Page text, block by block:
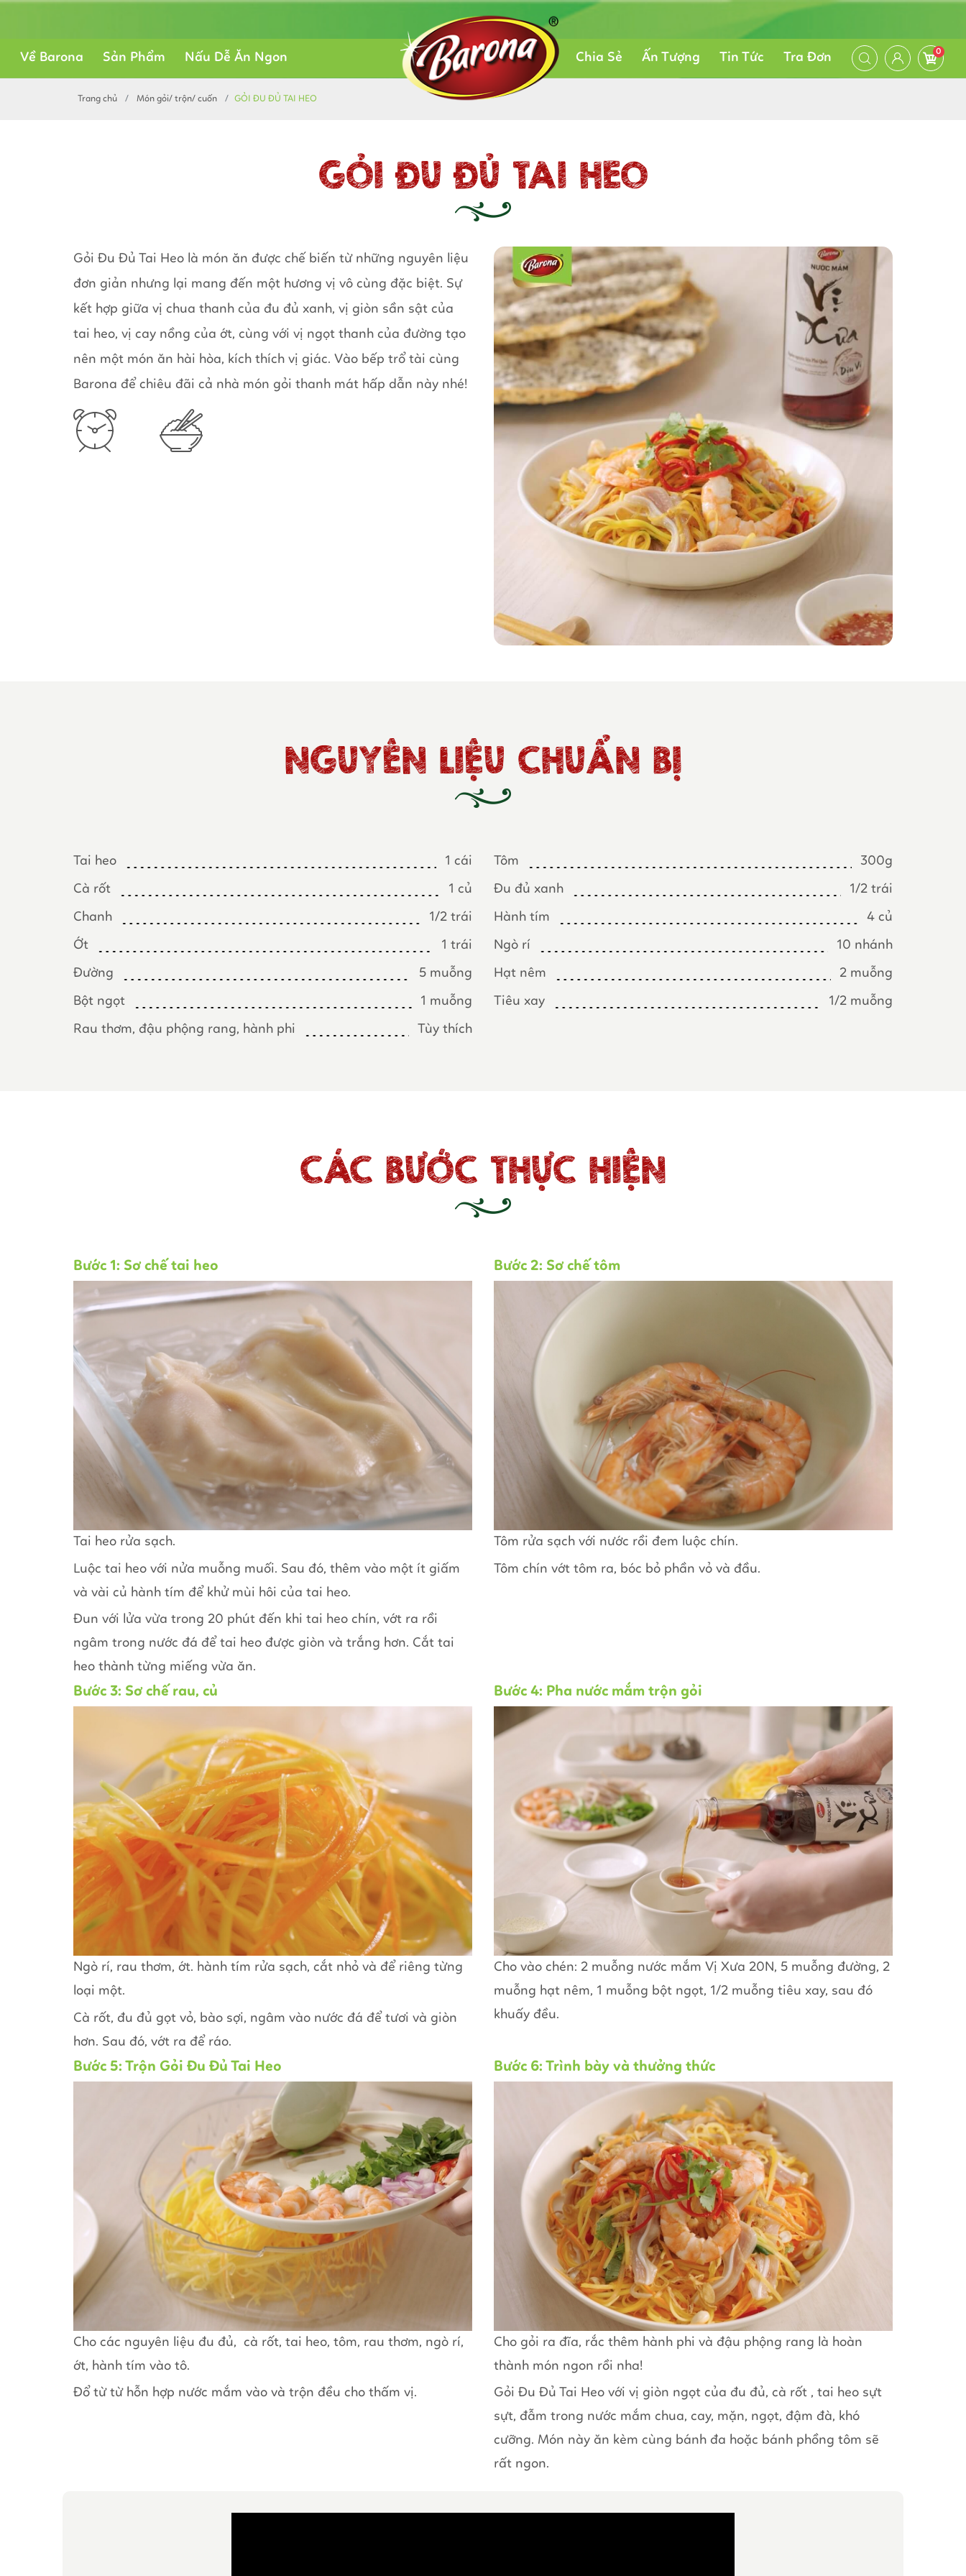
Về Barona Sản Phẩm Nấu Dễ Ăn Ngon Chia Sẻ Ấn Tượng Tin Tức Tra Đơn 0
Trang chủ Món gỏi/ trộn/ cuốn GỎI ĐU ĐỦ TAI HEO
GỎI ĐU ĐỦ TAI HEO
Gỏi Đu Đủ Tai Heo là món ăn được chế biến từ những nguyên liệu
đơn giản nhưng lại mang đến một hương vị vô cùng đặc biệt. Sự
kết hợp giữa vị chua thanh của đu đủ xanh, vị giòn sần sật của
tai heo, vị cay nồng của ớt, cùng với vị ngọt thanh của đường tạo
nên một món ăn hài hòa, kích thích vị giác. Vào bếp trổ tài cùng
Barona để chiêu đãi cả nhà món gỏi thanh mát hấp dẫn này nhé!
NGUYÊN LIỆU CHUẨN BỊ
Tai heo 1 cái Tôm 300g
Cà rốt 1 củ Đu đủ xanh 1/2 trái
Chanh 1/2 trái Hành tím 4 củ
Ớt 1 trái Ngò rí 10 nhánh
Đường 5 muỗng Hạt nêm 2 muỗng
Bột ngọt 1 muỗng Tiêu xay 1/2 muỗng
Rau thơm, đậu phộng rang, hành phi Tùy thích
CÁC BƯỚC THỰC HIỆN
Bước 1: Sơ chế tai heo
Tai heo rửa sạch.
Luộc tai heo với nửa muỗng muối. Sau đó, thêm vào một ít giấm
và vài củ hành tím để khử mùi hôi của tai heo.
Đun với lửa vừa trong 20 phút đến khi tai heo chín, vớt ra rồi
ngâm trong nước đá để tai heo được giòn và trắng hơn. Cắt tai
heo thành từng miếng vừa ăn.
Bước 2: Sơ chế tôm
Tôm rửa sạch với nước rồi đem luộc chín.
Tôm chín vớt tôm ra, bóc bỏ phần vỏ và đầu.
Bước 3: Sơ chế rau, củ
Ngò rí, rau thơm, ớt. hành tím rửa sạch, cắt nhỏ và để riêng từng
loại một.
Cà rốt, đu đủ gọt vỏ, bào sợi, ngâm vào nước đá để tươi và giòn
hơn. Sau đó, vớt ra để ráo.
Bước 4: Pha nước mắm trộn gỏi
Cho vào chén: 2 muỗng nước mắm Vị Xưa 20N, 5 muỗng đường, 2
muỗng hạt nêm, 1 muỗng bột ngọt, 1/2 muỗng tiêu xay, sau đó
khuấy đều.
Bước 5: Trộn Gỏi Đu Đủ Tai Heo
Cho các nguyên liệu đu đủ, cà rốt, tai heo, tôm, rau thơm, ngò rí,
ớt, hành tím vào tô.
Đổ từ từ hỗn hợp nước mắm vào và trộn đều cho thấm vị.
Bước 6: Trình bày và thưởng thức
Cho gỏi ra đĩa, rắc thêm hành phi và đậu phộng rang là hoàn
thành món ngon rồi nha!
Gỏi Đu Đủ Tai Heo với vị giòn ngọt của đu đủ, cà rốt , tai heo sựt
sựt, đẫm trong nước mắm chua, cay, mặn, ngọt, đậm đà, khó
cưỡng. Món này ăn kèm cùng bánh đa hoặc bánh phồng tôm sẽ
rất ngon.